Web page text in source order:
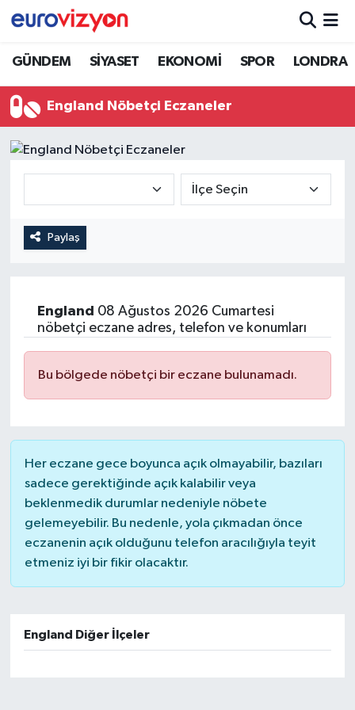
GÜNDEM SİYASET EKONOMİ SPOR LONDRA
England Nöbetçi Eczaneler
Paylaş
England 08 Ağustos 2026 Cumartesi
nöbetçi eczane adres, telefon ve konumları
Bu bölgede nöbetçi bir eczane bulunamadı.
Her eczane gece boyunca açık olmayabilir, bazıları
sadece gerektiğinde açık kalabilir veya
beklenmedik durumlar nedeniyle nöbete
gelemeyebilir. Bu nedenle, yola çıkmadan önce
eczanenin açık olduğunu telefon aracılığıyla teyit
etmeniz iyi bir fikir olacaktır.
England Diğer İlçeler